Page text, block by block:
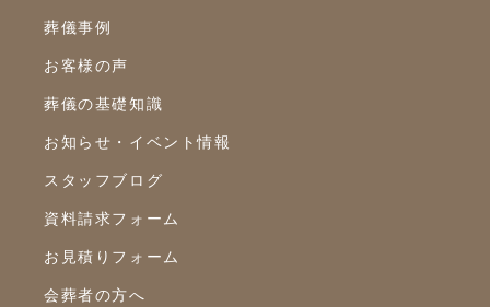
2022年4月
2022年3月
2022年2月
2022年1月
2021年12月
2021年11月
2021年10月
2021年9月
葬儀事例
お客様の声
葬儀の基礎知識
お知らせ・イベント情報
スタッフブログ
資料請求フォーム
お見積りフォーム
会葬者の方へ